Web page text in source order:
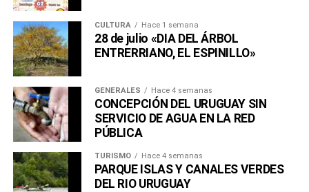
CULTURA Hace 1 semana
28 de julio «DIA DEL ÁRBOL
ENTRERRIANO, EL ESPINILLO»
GENERALES Hace 4 semanas
CONCEPCIÓN DEL URUGUAY SIN
SERVICIO DE AGUA EN LA RED
PÚBLICA
TURISMO Hace 4 semanas
PARQUE ISLAS Y CANALES VERDES
DEL RIO URUGUAY